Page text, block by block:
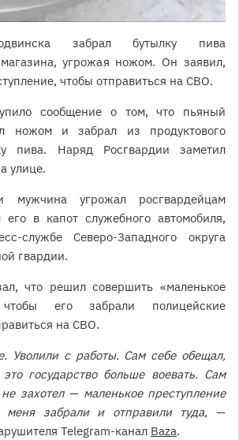
забрал бутылку пива
угрожая ножом. Он заявил,
чтобы отправиться на СВО.
сообщение о том, что пьяный
ножом и забрал из продуктового
пива. Наряд Росгвардии заметил
улице.
мужчина угрожал росгвардейцам
в капот служебного автомобиля,
службе Северо-Западного округа
гвардии.
что решил совершить «маленькое
чтобы его забрали полицейские
на СВО.
Уволили с работы. Сам себе обещал,
государство больше воевать. Сам
захотел — маленькое преступление
меня забрали и отправили туда, —
Telegram-канал Baza.